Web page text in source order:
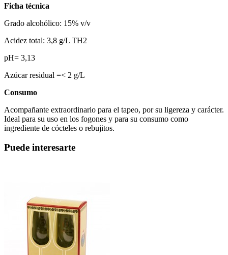
Ficha técnica
Grado alcohólico: 15% v/v
Acidez total: 3,8 g/L TH2
pH= 3,13
Azúcar residual =< 2 g/L
Consumo
Acompañante extraordinario para el tapeo, por su ligereza y carácter.
Ideal para su uso en los fogones y para su consumo como
ingrediente de cócteles o rebujitos.
Puede interesarte